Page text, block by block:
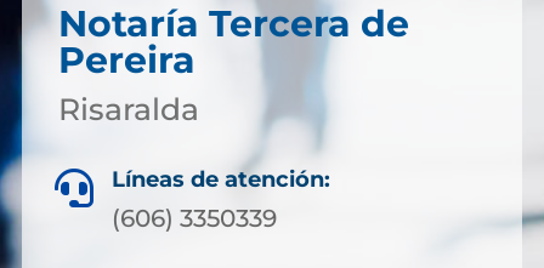
Notaría Tercera de
Pereira
Risaralda
 Líneas de atención:
(606) 3350339